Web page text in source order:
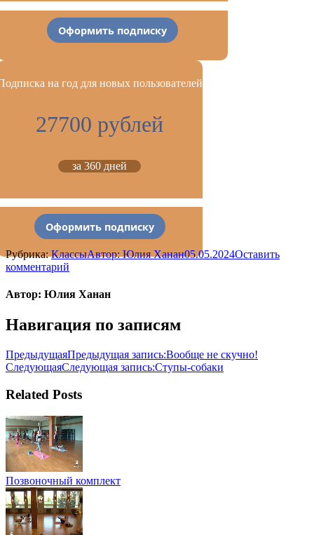
Оформить подписку
на год для новых пользователей
27700 рублей
за 360 дней
Оформить подписку
Рубрика:КлассыАвтор:Юлия Ханан05.05.2024Оставить
комментарий
Автор: Юлия Ханан
Навигация по записям
ПредыдущаяПредыдущая запись:Вообще не скучно!
СледующаяСледующая запись:Ступы-собаки
Related Posts
Позвоночный комплект